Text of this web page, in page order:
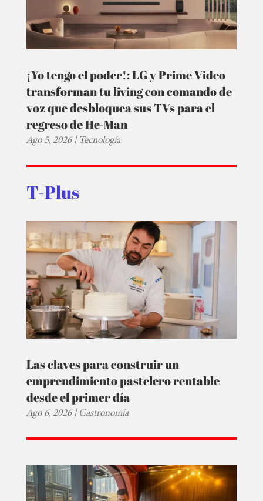
¡Yo tengo el poder!: LG y Prime Video
transforman tu living con comando de
voz que desbloquea sus TVs para el
regreso de He-Man
Ago 5, 2026|Tecnología
T-Plus
Las claves para construir un
emprendimiento pastelero rentable
desde el primer día
Ago 6, 2026|Gastronomía